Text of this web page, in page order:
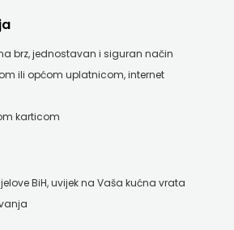
brz, jednostavan i siguran način
ili općom uplatnicom, internet
karticom
BiH, uvijek na Vaša kućna vrata